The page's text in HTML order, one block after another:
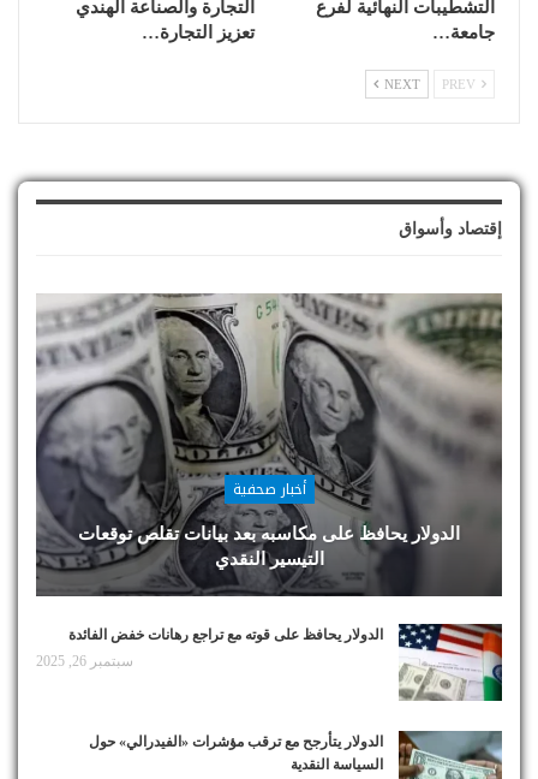
التشطيبات النهائية لفرع
جامعة…
التجارة والصناعة الهندي
تعزيز التجارة…
NEXT
إقتصاد وأسواق
أخبار صحفية
الدولار يحافظ على مكاسبه بعد بيانات تقلص توقعات
التيسير النقدي
الدولار يحافظ على قوته مع تراجع رهانات خفض الفائدة
سبتمبر 26, 2025
الدولار يتأرجح مع ترقب مؤشرات «الفيدرالي» حول
السياسة النقدية